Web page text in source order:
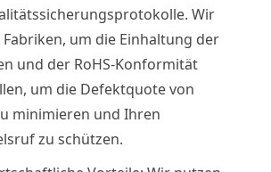
Wir
um die Einhaltung der
und der RoHS-Konformität
um die Defektquote von
minimieren und Ihren
zu schützen.